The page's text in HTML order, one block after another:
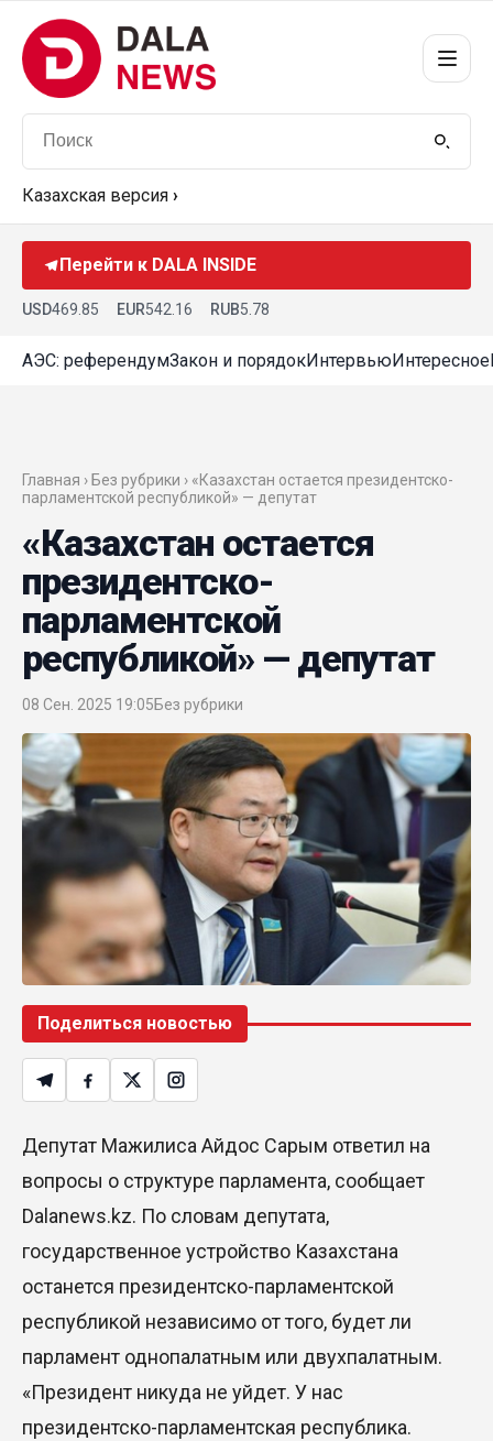
Казахская версия ›
Перейти к DALA INSIDE
USD469.85 EUR542.16 RUB5.78
АЭС: референдумЗакон и порядокИнтервьюИнтересное
Главная › Без рубрики › «Казахстан остается президентско-
парламентской республикой» — депутат
«Казахстан остается
президентско-
парламентской
республикой» — депутат
08 Сен. 2025 19:05Без рубрики
Поделиться новостью
Депутат Мажилиса Айдос Сарым ответил на
вопросы о структуре парламента, сообщает
Dalanews.kz. По словам депутата,
государственное устройство Казахстана
останется президентско-парламентской
республикой независимо от того, будет ли
парламент однопалатным или двухпалатным.
«Президент никуда не уйдет. У нас
президентско-парламентская республика.